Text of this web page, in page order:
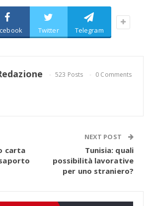
Twitter Telegram
523 Posts 0 Comments
carta
NEXT POST
Tunisia: quali
possibilità lavorative
per uno straniero?